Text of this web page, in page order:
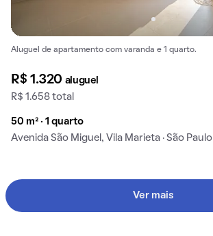
Aluguel de apartamento com varanda e 1 quarto.
R$ 1.320 aluguel
R$ 1.658 total
50 m² · 1 quarto
Avenida São Miguel, Vila Marieta · São Paulo
Ver mais